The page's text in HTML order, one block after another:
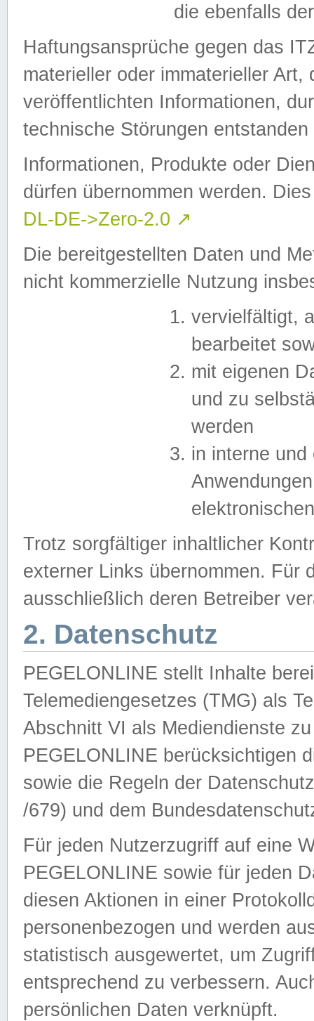
die ebenfalls
Haftungsansprüche gegen das
materieller oder immaterieller
veröffentlichten Informationen,
technische Störungen
Informationen, Produkte oder
dürfen übernommen werden.
DL-DE->Zero-2.0 ↗
Die bereitgestellten Daten und
nicht kommerzielle Nutzung
vervielfältigt,
bearbeitet
mit eigenen
und zu
werden
in interne
Trotz sorgfältiger inhaltlicher
externer Links übernommen. Für
ausschließlich deren Betreiber
2. Datenschutz
PEGELONLINE stellt Inhalte
Telemediengesetzes (TMG) als
Abschnitt VI als Mediendienste
PEGELONLINE berücksichtigen
sowie die Regeln der
/679) und dem
Für jeden Nutzerzugriff auf eine
PEGELONLINE sowie für jeden
diesen Aktionen in einer
personenbezogen und werden
statistisch ausgewertet, um
entsprechend zu verbessern.
persönlichen Daten verknüpft.